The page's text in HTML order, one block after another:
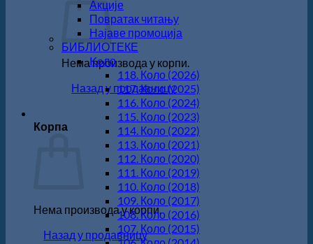
Нема производа у корпи.
Назад у продавницу
Корпа
Нема производа у корпи.
Назад у продавницу
Акције
Повратак читању
Најаве промоција
БИБЛИОТЕКЕ
Koло
118. Коло (2026)
117. Коло (2025)
116. Коло (2024)
115. Коло (2023)
114. Коло (2022)
113. Коло (2021)
112. Коло (2020)
111. Коло (2019)
110. Коло (2018)
109. Коло (2017)
108. Коло (2016)
107. Коло (2015)